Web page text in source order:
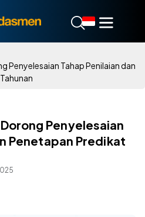
Penyelesaian Tahap Penilaian dan
Penyelesaian
Penetapan Predikat